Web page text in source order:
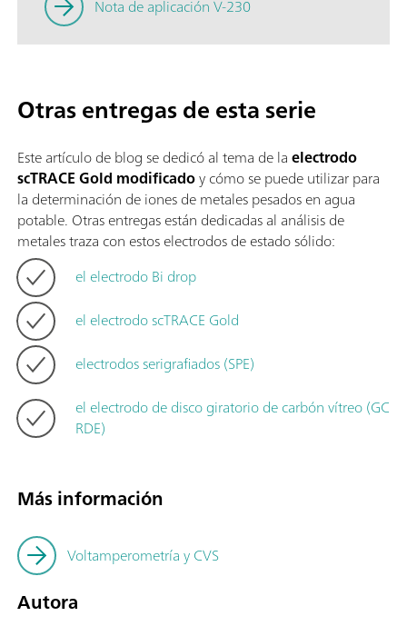
Nota de aplicación V-230
Otras entregas de esta serie
Este artículo de blog se dedicó al tema de laelectrodo
scTRACE Gold modificadoy cómo se puede utilizar para
la determinación de iones de metales pesados en agua
potable. Otras entregas están dedicadas al análisis de
metales traza con estos electrodos de estado sólido:
el electrodo Bi drop
el electrodo scTRACE Gold
electrodos serigrafiados (SPE)
el electrodo de disco giratorio de carbón vítreo (GC
RDE)
Más información
Voltamperometría y CVS
Autora